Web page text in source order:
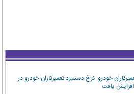
خودرو: نرخ دستمزد تعمیرکاران خودرو در